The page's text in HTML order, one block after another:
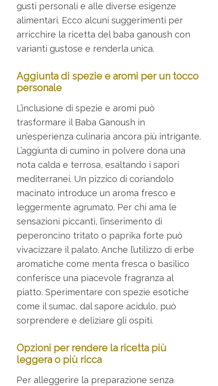
gusti personali e alle diverse esigenze
alimentari. Ecco alcuni suggerimenti per
arricchire la ricetta del baba ganoush con
varianti gustose e renderla unica.
Aggiunta di spezie e aromi per un tocco
personale
L’inclusione di spezie e aromi può
trasformare il Baba Ganoush in
un’esperienza culinaria ancora più intrigante.
L’aggiunta di cumino in polvere dona una
nota calda e terrosa, esaltando i sapori
mediterranei. Un pizzico di coriandolo
macinato introduce un aroma fresco e
leggermente agrumato. Per chi ama le
sensazioni piccanti, l’inserimento di
peperoncino tritato o paprika forte può
vivacizzare il palato. Anche l’utilizzo di erbe
aromatiche come menta fresca o basilico
conferisce una piacevole fragranza al
piatto. Sperimentare con spezie esotiche
come il sumac, dal sapore acidulo, può
sorprendere e deliziare gli ospiti.
Opzioni per rendere la ricetta più
leggera o più ricca
Per alleggerire la preparazione senza